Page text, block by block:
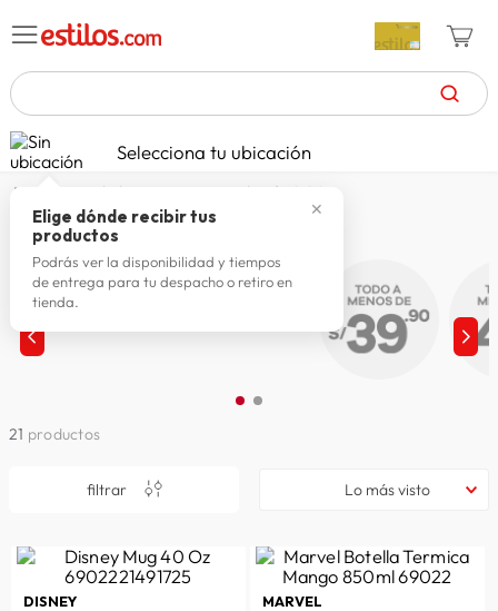
TÉRMINOS MÁS BUSCADOS
1. zapatillas mujer
2. celulares
3. zapatillas hombre
4. moda
5. zapatillas
terrex
spiderman
Selecciona tu ubicación
✕
Elige dónde recibir tus
productos
Podrás ver la disponibilidad y tiempos
de entrega para tu despacho o retiro en
tienda.
todo hogar a menos de s/ 69.90
Todo hogar a menos de S/ 69.90
21 productos
filtrar Lo más visto
DISNEY MARVEL